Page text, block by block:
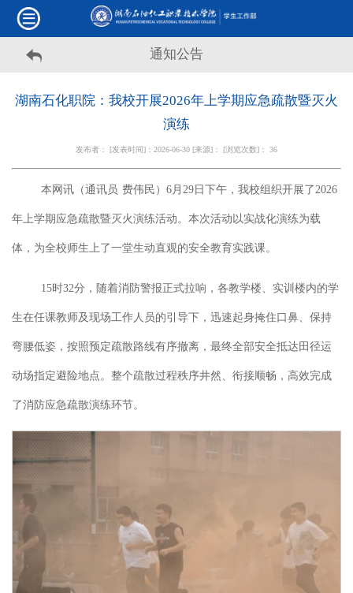
通知公告
湖南石化职院：我校开展2026年上学期应急疏散暨灭火
演练
发布者： [发表时间]：2026-06-30 [来源]： [浏览次数]： 36
本网讯（通讯员 费伟民） 6月29日下午 ， 我校组织开展了2026
年上学期应急疏散暨灭火演练活动。本次活动以实战化演练为载
体，为全校师生上了一堂生动直观的安全教育实践课。
15时32分，随着消防警报正式拉响，各教学楼、实训楼内的学
生在任课教师及现场工作人员的引导下，迅速起身掩住口鼻、保持
弯腰低姿，按照预定疏散路线有序撤离，最终全部安全抵达田径运
动场指定避险地点。整个疏散过程秩序井然、衔接顺畅，高效完成
了消防应急疏散演练环节。